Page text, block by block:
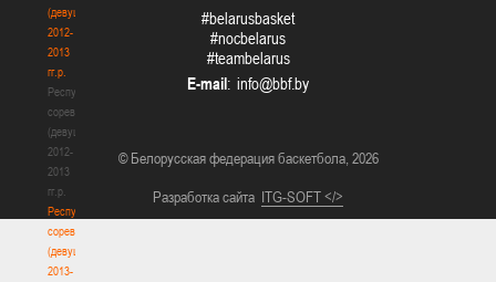
(девушки)
2012-
2013
гг.р.
Республиканские
соревнования
(девушки)
2012-
2013
гг.р.
Республиканские
соревнования
(девушки)
2013-
#belarusbasket
#nocbelarus
#teambelarus
E-mail:
© Белорусская федерация баскетбола, 2026
Разработка сайта ITG-SOFT </>